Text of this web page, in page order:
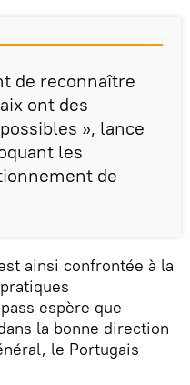
de reconnaître
ont des
», lance
les
de
ainsi confrontée à la
espère que
la bonne direction
le Portugais